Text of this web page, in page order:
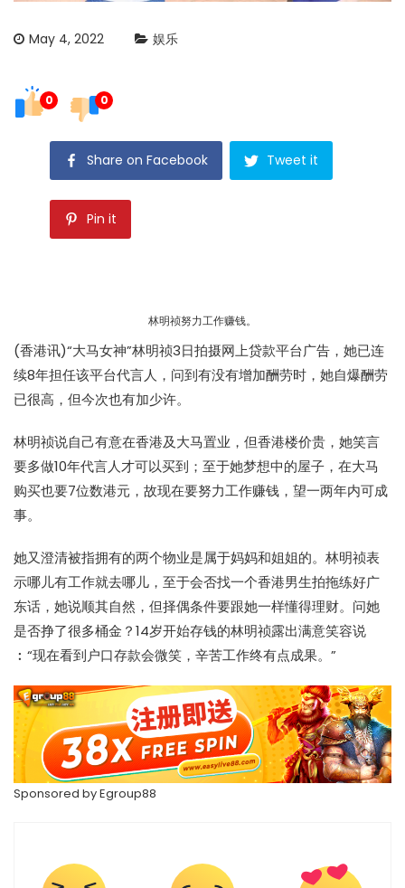
May 4, 2022 娱乐
0 0
Share on Facebook Tweet it
Pin it
林明祯努力工作赚钱。
(香港讯)“大马女神”林明祯3日拍摄网上贷款平台广告，她已连
续8年担任该平台代言人，问到有没有增加酬劳时，她自爆酬劳
已很高，但今次也有加少许。
林明祯说自己有意在香港及大马置业，但香港楼价贵，她笑言
要多做10年代言人才可以买到；至于她梦想中的屋子，在大马
购买也要7位数港元，故现在要努力工作赚钱，望一两年内可成
事。
她又澄清被指拥有的两个物业是属于妈妈和姐姐的。林明祯表
示哪儿有工作就去哪儿，至于会否找一个香港男生拍拖练好广
东话，她说顺其自然，但择偶条件要跟她一样懂得理财。问她
是否挣了很多桶金？14岁开始存钱的林明祯露出满意笑容说
︰“现在看到户口存款会微笑，辛苦工作终有点成果。”
Sponsored byEgroup88